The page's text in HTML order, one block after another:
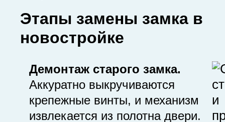
Этапы замены замка в
новостройке
Демонтаж старого замка.
Аккуратно выкручиваются
крепежные винты, и механизм
извлекается из полотна двери.